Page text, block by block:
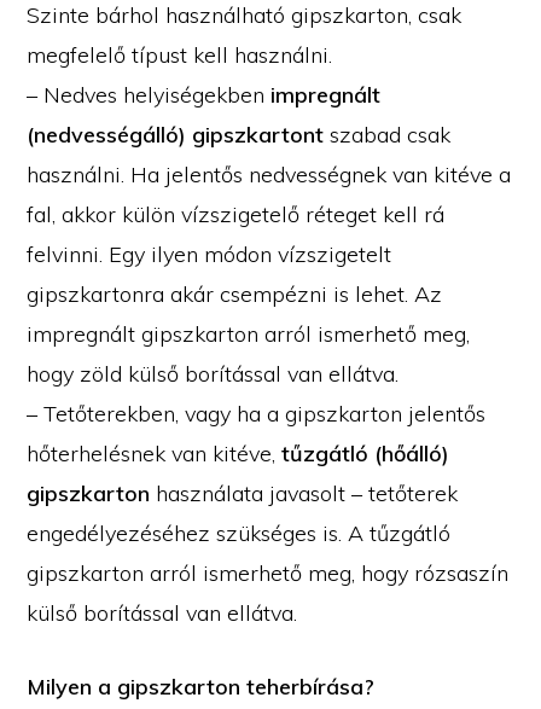
Szinte bárhol használható gipszkarton, csak
megfelelő típust kell használni.
– Nedves helyiségekben impregnált
(nedvességálló) gipszkartont szabad csak
használni. Ha jelentős nedvességnek van kitéve a
fal, akkor külön vízszigetelő réteget kell rá
felvinni. Egy ilyen módon vízszigetelt
gipszkartonra akár csempézni is lehet. Az
impregnált gipszkarton arról ismerhető meg,
hogy zöld külső borítással van ellátva.
– Tetőterekben, vagy ha a gipszkarton jelentős
hőterhelésnek van kitéve,tűzgátló (hőálló)
gipszkarton használata javasolt – tetőterek
engedélyezéséhez szükséges is. A tűzgátló
gipszkarton arról ismerhető meg, hogy rózsaszín
külső borítással van ellátva.
Milyen a gipszkarton teherbírása?